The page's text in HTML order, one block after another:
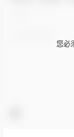
您必